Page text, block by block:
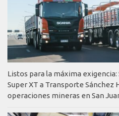
Listos para la máxima
Super XT a Transporte
operaciones mineras en San